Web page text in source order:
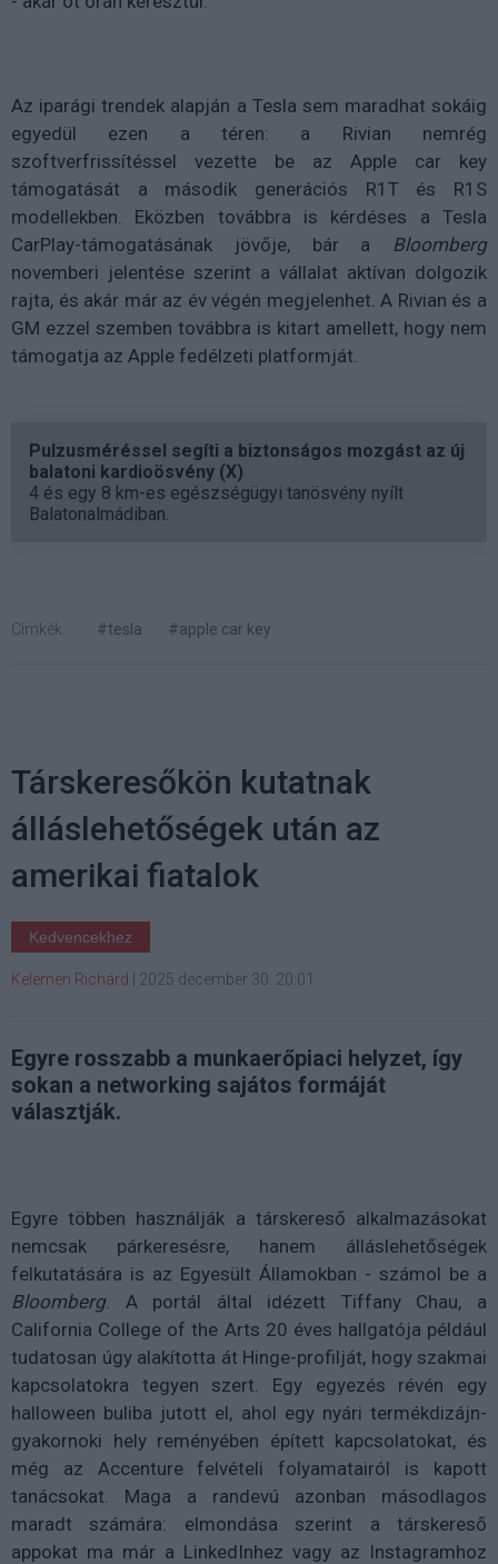
Az iparági trendek alapján a Tesla sem maradhat sokáig
egyedül ezen a téren: a Rivian nemrég
szoftverfrissítéssel vezette be az Apple car key
támogatását a második generációs R1T és R1S
modellekben. Eközben továbbra is kérdéses a Tesla
CarPlay-támogatásának jövője, bár a Bloomberg
novemberi jelentése szerint a vállalat aktívan dolgozik
rajta, és akár már az év végén megjelenhet. A Rivian és a
GM ezzel szemben továbbra is kitart amellett, hogy nem
támogatja az Apple fedélzeti platformját.
Pulzusméréssel segíti a biztonságos mozgást az új
balatoni kardioösvény (X)
4 és egy 8 km-es egészségügyi tanösvény nyílt
Balatonalmádiban.
Címkék: #tesla #apple car key
Társkeresőkön kutatnak
álláslehetőségek után az
amerikai fiatalok
Kedvencekhez
Kelemen Richárd 2025 december 30. 20:01
Egyre rosszabb a munkaerőpiaci helyzet, így
sokan a networking sajátos formáját
választják.
Egyre többen használják a társkereső alkalmazásokat
nemcsak párkeresésre, hanem álláslehetőségek
felkutatására is az Egyesült Államokban - számol be a
Bloomberg. A portál által idézett Tiffany Chau, a
California College of the Arts 20 éves hallgatója például
tudatosan úgy alakította át Hinge-profilját, hogy szakmai
kapcsolatokra tegyen szert. Egy egyezés révén egy
halloween buliba jutott el, ahol egy nyári termékdizájn-
gyakornoki hely reményében épített kapcsolatokat, és
még az Accenture felvételi folyamatairól is kapott
tanácsokat. Maga a randevú azonban másodlagos
maradt számára: elmondása szerint a társkereső
appokat ma már a LinkedInhez vagy az Instagramhoz